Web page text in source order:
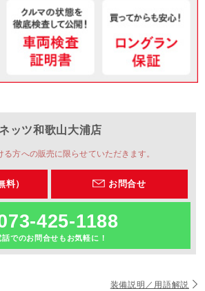
ネッツ和歌山大浦店
る方への販売に限らせていただきます。
料） お問合せ
425-1188
話でのお問合せもお気軽に！
装備説明／用語解説